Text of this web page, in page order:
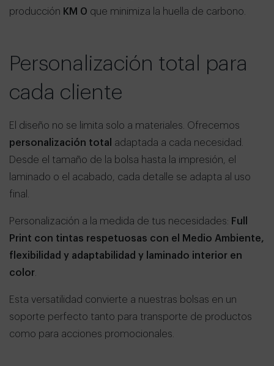
producción KM 0 que minimiza la huella de carbono.
Personalización total para
cada cliente
El diseño no se limita solo a materiales. Ofrecemos
personalización total
adaptada a cada necesidad.
Desde el tamaño de la bolsa hasta la impresión, el
laminado o el acabado, cada detalle se adapta al uso
final.
Personalización a la medida de tus necesidades: Full
Print con tintas respetuosas con el Medio Ambiente,
flexibilidad y adaptabilidad y laminado interior en
color
Esta versatilidad convierte a nuestras bolsas en un
soporte perfecto tanto para transporte de productos
como para acciones promocionales.